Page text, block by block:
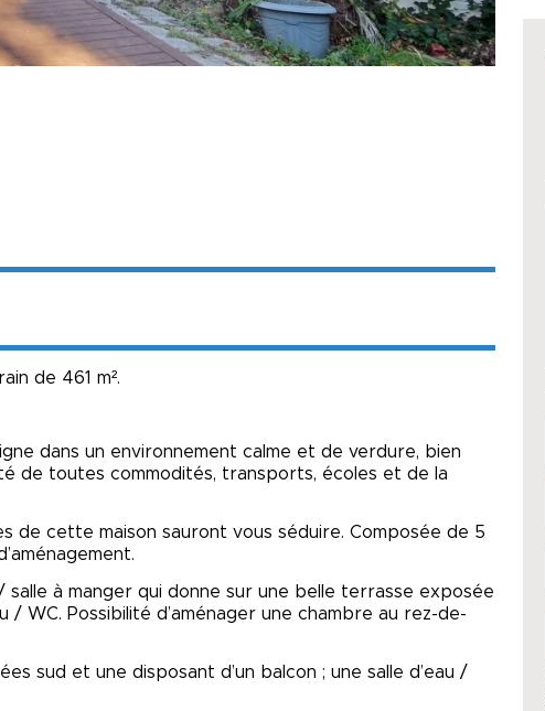
de 461 m².
dans un environnement calme et de verdure, bien
de toutes commodités, transports, écoles et de la
de cette maison sauront vous séduire. Composée de 5
à manger qui donne sur une belle terrasse exposée
/ WC. Possibilité d’aménager une chambre au rez-de-
sud et une disposant d’un balcon ; une salle d’eau /